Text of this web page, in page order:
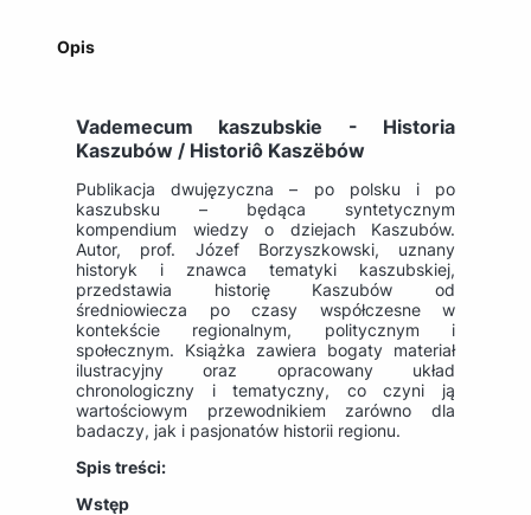
Opis
Vademecum kaszubskie - Historia
Kaszubów / Historiô Kaszëbów
Publikacja dwujęzyczna – po polsku i po
kaszubsku – będąca syntetycznym
kompendium wiedzy o dziejach Kaszubów.
Autor, prof. Józef Borzyszkowski, uznany
historyk i znawca tematyki kaszubskiej,
przedstawia historię Kaszubów od
średniowiecza po czasy współczesne w
kontekście regionalnym, politycznym i
społecznym. Książka zawiera bogaty materiał
ilustracyjny oraz opracowany układ
chronologiczny i tematyczny, co czyni ją
wartościowym przewodnikiem zarówno dla
badaczy, jak i pasjonatów historii regionu.
Spis treści:
Wstęp